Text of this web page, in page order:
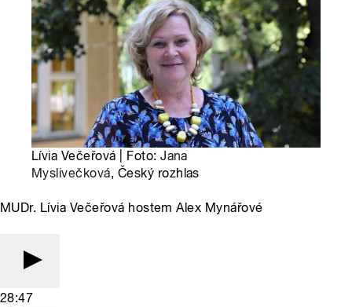
Lívia Večeřová | Foto:Jana
Myslivečková, Český rozhlas
MUDr. Lívia Večeřová hostem Alex Mynářové
28:47